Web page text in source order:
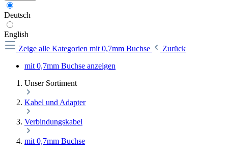
Deutsch
English
Zeige alle Kategorien mit 0,7mm Buchse
Zurück
mit 0,7mm Buchse anzeigen
Unser Sortiment
Kabel und Adapter
Verbindungskabel
mit 0,7mm Buchse